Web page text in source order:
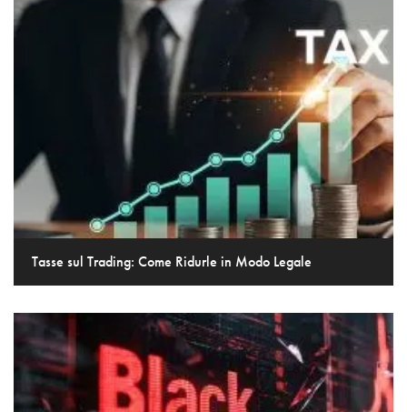
Tasse sul Trading: Come Ridurle in Modo Legale